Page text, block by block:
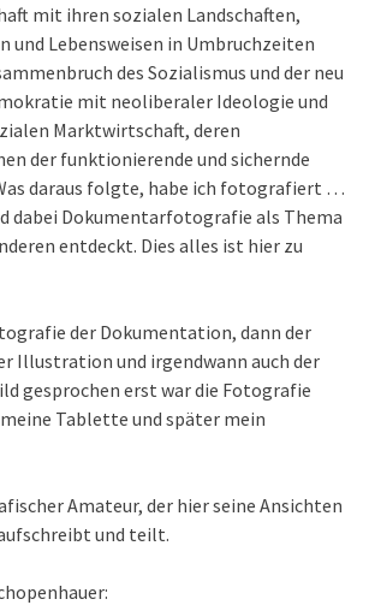
mit ihren sozialen Landschaften,
und Lebensweisen in Umbruchzeiten
des Sozialismus und der neu
mit neoliberaler Ideologie und
Marktwirtschaft, deren
der funktionierende und sichernde
daraus folgte, habe ich fotografiert …
dabei Dokumentarfotografie als Thema
entdeckt. Dies alles ist hier zu
der Dokumentation, dann der
Illustration und irgendwann auch der
gesprochen erst war die Fotografie
Tablette und später mein
Amateur, der hier seine Ansichten
und teilt.